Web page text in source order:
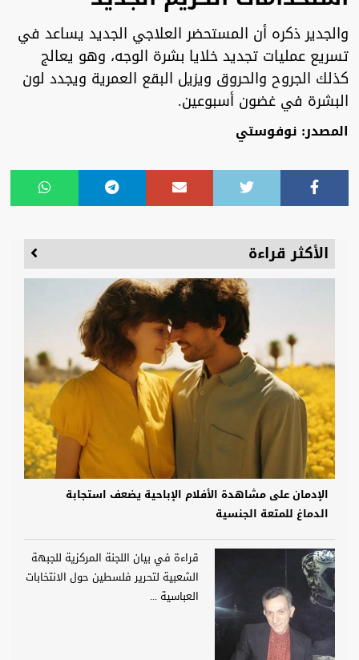
والجدير ذكره أن المستحضر العلاجي الجديد يساعد في
تسريع عمليات تجديد خلايا بشرة الوجه، وهو يعالج
كذلك الجروح والحروق ويزيل البقع العمرية ويجدد لون
البشرة في غضون أسبوعين.
المصدر: نوفوستي
الأكثر قراءة
الإدمان على مشاهدة الأفلام الإباحية يضعف استجابة
الدماغ للمتعة الجنسية
قراءة في بيان اللجنة المركزية للجبهة
الشعبية لتحرير فلسطين حول الانتخابات
العباسية ...